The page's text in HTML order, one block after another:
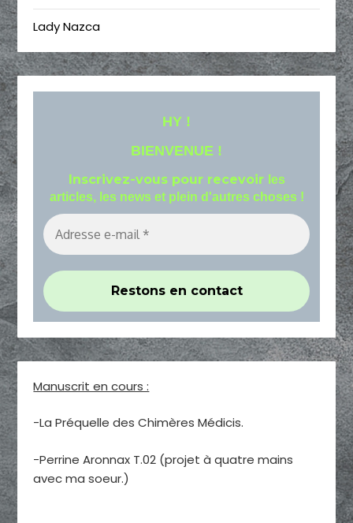
Lady Nazca
HY !
BIENVENUE !
Inscrivez-vous pour recevoir les
articles, les news et plein d'autres choses !
Manuscrit en cours :
-La Préquelle des Chimères Médicis.
-Perrine Aronnax T.02 (projet à quatre mains
avec ma soeur.)